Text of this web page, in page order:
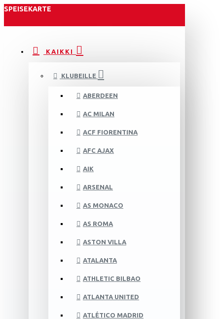
SPEISEKARTE
KAIKKI
KLUBEILLE
ABERDEEN
AC MILAN
ACF FIORENTINA
AFC AJAX
AIK
ARSENAL
AS MONACO
AS ROMA
ASTON VILLA
ATALANTA
ATHLETIC BILBAO
ATLANTA UNITED
ATLÉTICO MADRID